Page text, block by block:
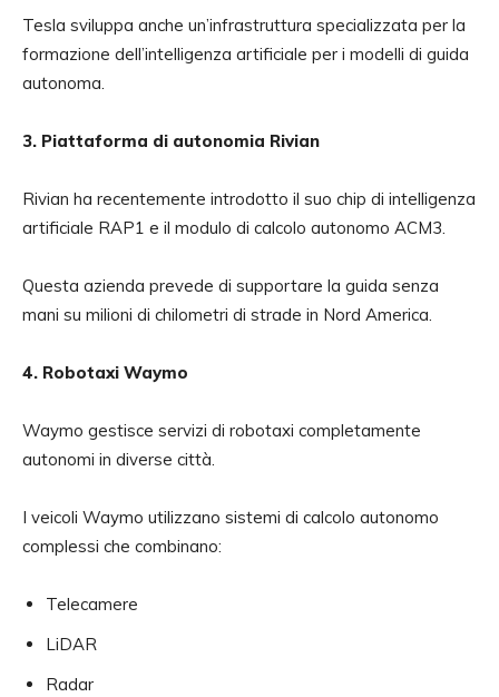
Tesla sviluppa anche un’infrastruttura specializzata per la
formazione dell’intelligenza artificiale per i modelli di guida
autonoma.
3. Piattaforma di autonomia Rivian
Rivian ha recentemente introdotto il suo chip di intelligenza
artificiale RAP1 e il modulo di calcolo autonomo ACM3.
Questa azienda prevede di supportare la guida senza
mani su milioni di chilometri di strade in Nord America.
4. Robotaxi Waymo
Waymo gestisce servizi di robotaxi completamente
autonomi in diverse città.
I veicoli Waymo utilizzano sistemi di calcolo autonomo
complessi che combinano:
Telecamere
LiDAR
Radar